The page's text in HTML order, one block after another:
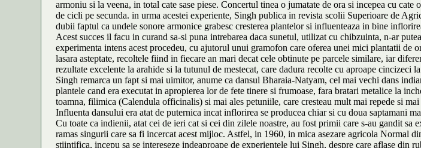
armoniu si la veena, in total cate sase piese. Concertul tinea o jumatate de ora si incepea cu
de cicli pe secunda. in urma acestei experiente, Singh publica in revista scolii Superioare de
dubii faptul ca undele sonore armonice grabesc cresterea plantelor si influenteaza in bine
Acest succes il facu in curand sa-si puna intrebarea daca sunetul, utilizat cu chibzuinta, n-ar
experimenta intens acest procedeu, cu ajutorul unui gramofon care oferea unei mici plantatii
lasara asteptate, recoltele fiind in fiecare an mari decat cele obtinute pe parcele similare, iar
rezultate excelente la arahide si la tutunul de mestecat, care dadura recolte cu aproape
Singh remarca un fapt si mai uimitor, anume ca dansul Bharaia-Natyam, cel mai vechi dans
plantele cand era executat in apropierea lor de fete tinere si frumoase, fara bratari metalice la
toamna, filimica (Calendula officinalis) si mai ales petuniile, care cresteau mult mai repede si
Influenta dansului era atat de puternica incat inflorirea se producea chiar si cu doua saptamani
Cu toate ca indienii, atat cei de ieri cat si cei din zilele noastre, au fost primii care s-au gandit
ramas singurii care sa fi incercat acest mijloc. Astfel, in 1960, in mica asezare agricola Normal
stiintifica, incepu sa se intereseze indeaproape de experientele lui Singh, despre care aflase